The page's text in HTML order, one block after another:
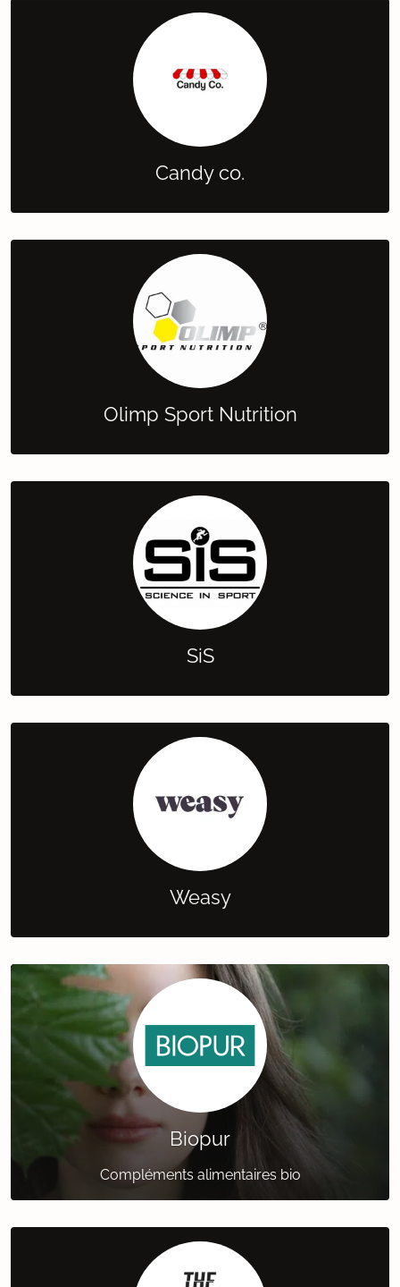
Candy co.
Olimp Sport Nutrition
SiS
Weasy
Biopur
Compléments alimentaires bio